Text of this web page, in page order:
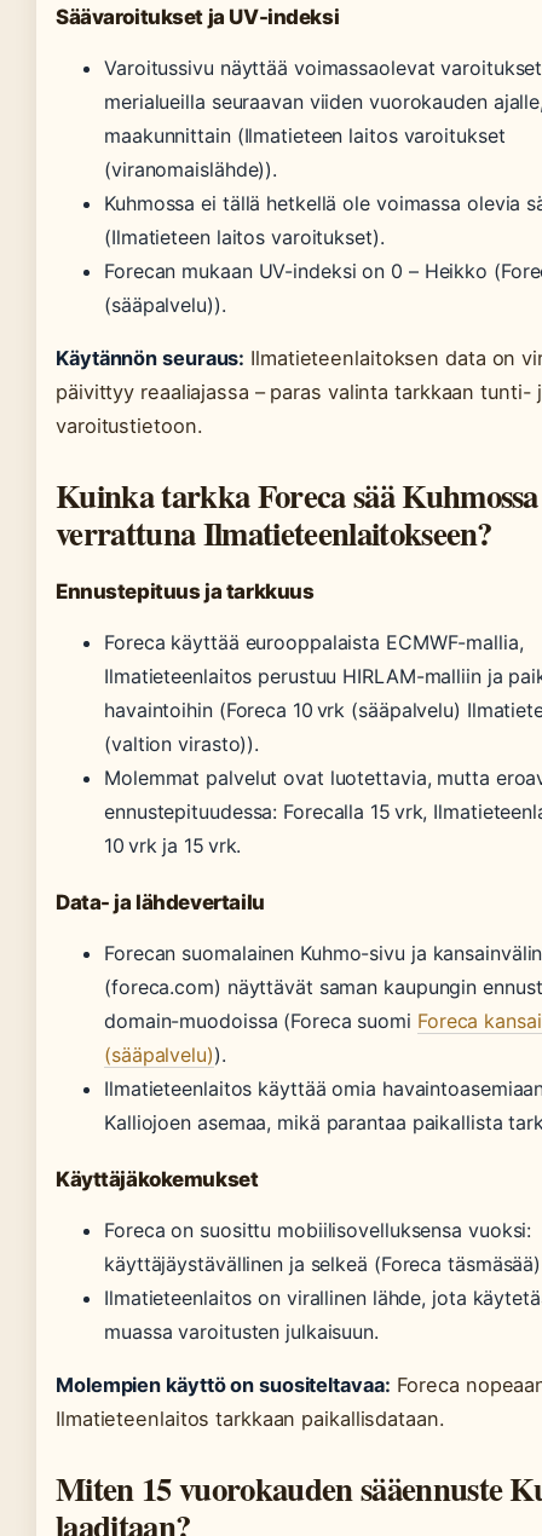
Säävaroitukset ja UV-indeksi
Varoitussivu näyttää voimassaolevat
merialueilla seuraavan viiden vuorokauden
maakunnittain (Ilmatieteen laitos varoitukset
(viranomaislähde)).
Kuhmossa ei tällä hetkellä ole voimassa olevia
(Ilmatieteen laitos varoitukset).
Forecan mukaan UV-indeksi on 0 – Heikko
(sääpalvelu)).
Käytännön seuraus: Ilmatieteenlaitoksen data on
päivittyy reaaliajassa – paras valinta tarkkaan tunti-
varoitustietoon.
Kuinka tarkka Foreca sää
verrattuna Ilmatieteenlaitokseen?
Ennustepituus ja tarkkuus
Foreca käyttää eurooppalaista ECMWF-mallia,
Ilmatieteenlaitos perustuu HIRLAM-malliin ja
havaintoihin (Foreca 10 vrk (sääpalvelu)
(valtion virasto)).
Molemmat palvelut ovat luotettavia, mutta
ennustepituudessa: Forecalla 15 vrk,
10 vrk ja 15 vrk.
Data- ja lähdevertailu
Forecan suomalainen Kuhmo-sivu ja
(foreca.com) näyttävät saman kaupungin
domain-muodoissa (Foreca suomi Foreca
(sääpalvelu)).
Ilmatieteenlaitos käyttää omia
Kalliojoen asemaa, mikä parantaa paikallista
Käyttäjäkokemukset
Foreca on suosittu mobiilisovelluksensa vuoksi:
käyttäjäystävällinen ja selkeä (Foreca
Ilmatieteenlaitos on virallinen lähde, jota
muassa varoitusten julkaisuun.
Molempien käyttö on suositeltavaa: Foreca
Ilmatieteenlaitos tarkkaan paikallisdataan.
Miten 15 vuorokauden sääennuste
laaditaan?